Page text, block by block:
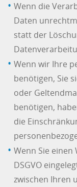
Wenn die
Daten
statt der
Wenn wir Ihre
benötigen, Sie
oder
benötigen,
die
Wenn Sie einen
DSGVO
zwischen Ihren